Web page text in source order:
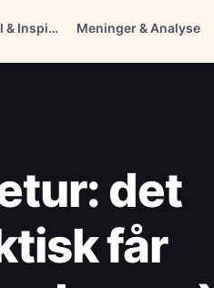
& Inspi… Meninger & Analyse
det
får